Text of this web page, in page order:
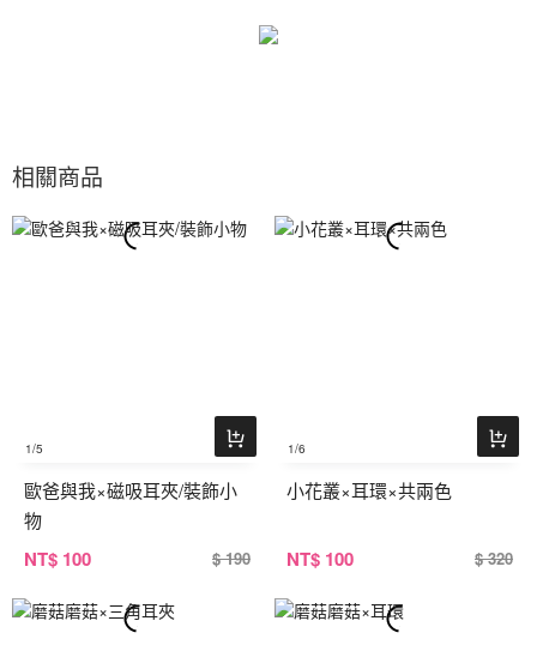
相關商品
1/5
歐爸與我×磁吸耳夾/裝飾小
物
NT$ 100 $ 190
1/6
小花叢×耳環×共兩色
NT$ 100 $ 320